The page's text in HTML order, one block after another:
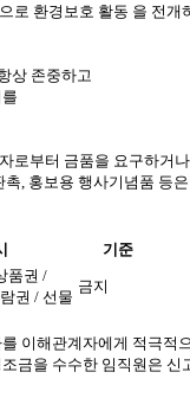
로 환경보호 활동 을 전개
상 존중하고
로부터 금품을 요구하거
, 홍보용 행사기념품 등
기준
품권 /
권 / 선물
금지
이해관계자에게 적극적
금을 수수한 임직원은 신